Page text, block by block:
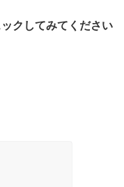
クしてみてください